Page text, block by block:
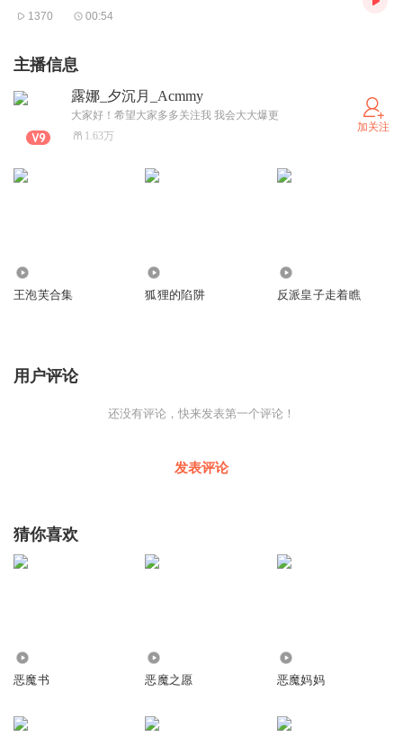
1370 00:54
主播信息
露娜_夕沉月_Acmmy
大家好！希望大家多多关注我 我会大大爆更
1.63万
加关注
王泡芙合集 狐狸的陷阱 反派皇子走着瞧
用户评论
还没有评论，快来发表第一个评论！
发表评论
猜你喜欢
恶魔书 恶魔之愿 恶魔妈妈